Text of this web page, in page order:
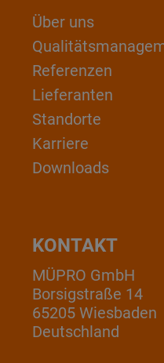
Über uns
Referenzen
Lieferanten
Standorte
Karriere
Downloads
KONTAKT
MÜPRO GmbH
Borsigstraße 14
65205 Wiesbaden
Deutschland